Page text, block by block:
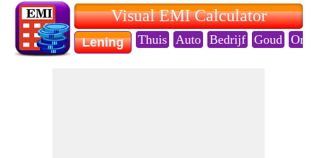
Visual EMI Calculator
Lening Thuis Auto Bedrijf Goud